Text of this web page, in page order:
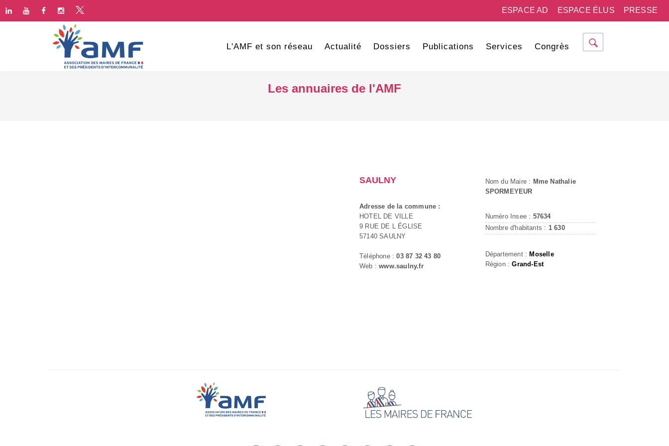
PRESSE
ESPACE ÉLUS
ESPACE AD
L'AMF et son réseau Actualité Dossiers Publications Services Congrès
Les annuaires de l'AMF
SAULNY
Adresse de la commune :
HOTEL DE VILLE
9 RUE DE L ÉGLISE
57140 SAULNY
Téléphone :03 87 32 43 80
Web :www.saulny.fr
Nom du Maire : Mme Nathalie
SPORMEYEUR
Numéro Insee : 57634
Nombre d'habitants : 1 630
Département : Moselle
Région :Grand-Est